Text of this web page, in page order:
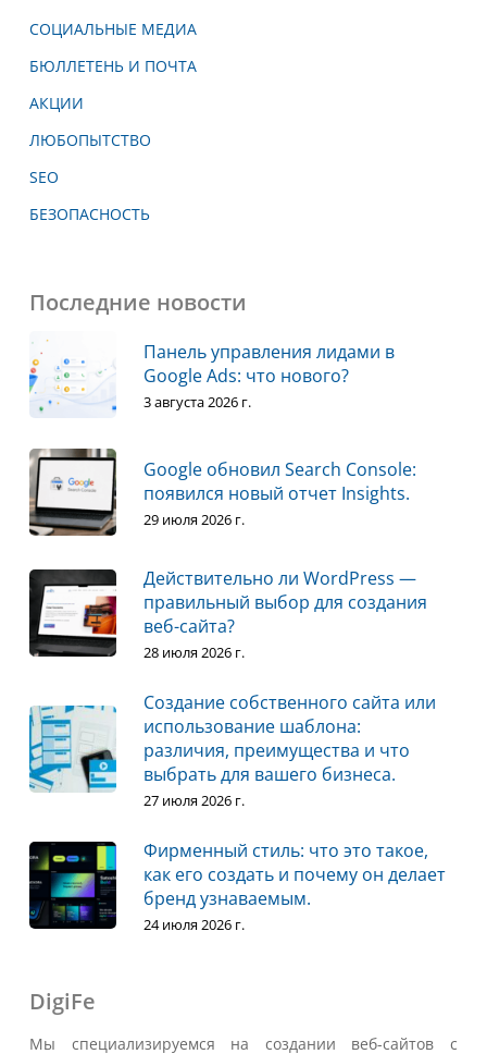
СОЦИАЛЬНЫЕ МЕДИА
БЮЛЛЕТЕНЬ И ПОЧТА
АКЦИИ
ЛЮБОПЫТСТВО
SEO
БЕЗОПАСНОСТЬ
Последние новости
Панель управления лидами в
Google Ads: что нового?
3 августа 2026 г.
Google обновил Search Console:
появился новый отчет Insights.
29 июля 2026 г.
Действительно ли WordPress —
правильный выбор для создания
веб-сайта?
28 июля 2026 г.
Создание собственного сайта или
использование шаблона:
различия, преимущества и что
выбрать для вашего бизнеса.
27 июля 2026 г.
Фирменный стиль: что это такое,
как его создать и почему он делает
бренд узнаваемым.
24 июля 2026 г.
DigiFe
Мы специализируемся на создании веб-сайтов с